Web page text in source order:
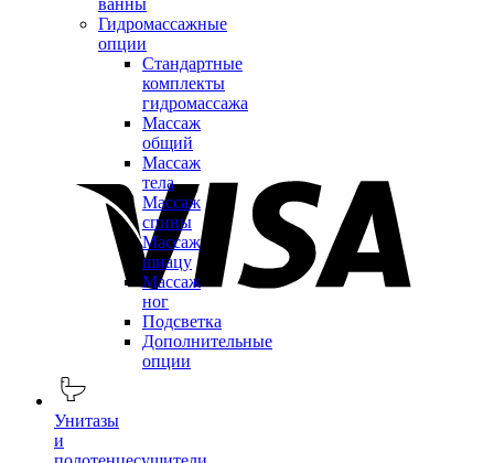
ванны
Гидромассажные
опции
Стандартные
комплекты
гидромассажа
Массаж
общий
Массаж
тела
Массаж
спины
Массаж
шиацу
Массаж
ног
Подсветка
Дополнительные
опции
Унитазы
и